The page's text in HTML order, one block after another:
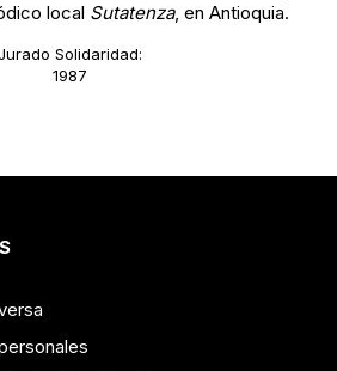
local Sutatenza, en Antioquia.
Solidaridad:
1987